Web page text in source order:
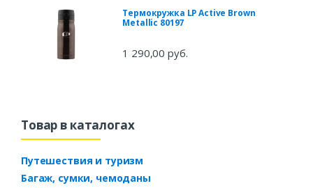
Термокружка LP Active Brown
Metallic 80197
1 290,00 руб.
Товар в каталогах
Путешествия и туризм
Багаж, сумки, чемоданы